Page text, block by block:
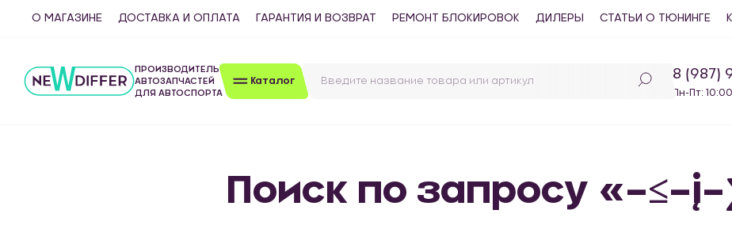
О МАГАЗИНЕ ДОСТАВКА И ОПЛАТА ГАРАНТИЯ И ВОЗВРАТ РЕМОНТ БЛОКИРОВОК ДИЛЕРЫ СТАТЬИ О ТЮНИНГЕ
ПРОИЗВОДИТЕЛЬ
АВТОЗАПЧАСТЕЙ
ДЛЯ АВТОСПОРТА
Каталог 8 (987)
Пн-Пт:
Поиск по запросу